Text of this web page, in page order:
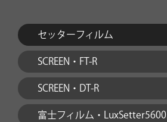
セッターフィルム
SCREEN・FT-R
SCREEN・DT-R
富士フィルム・LuxSetter5600